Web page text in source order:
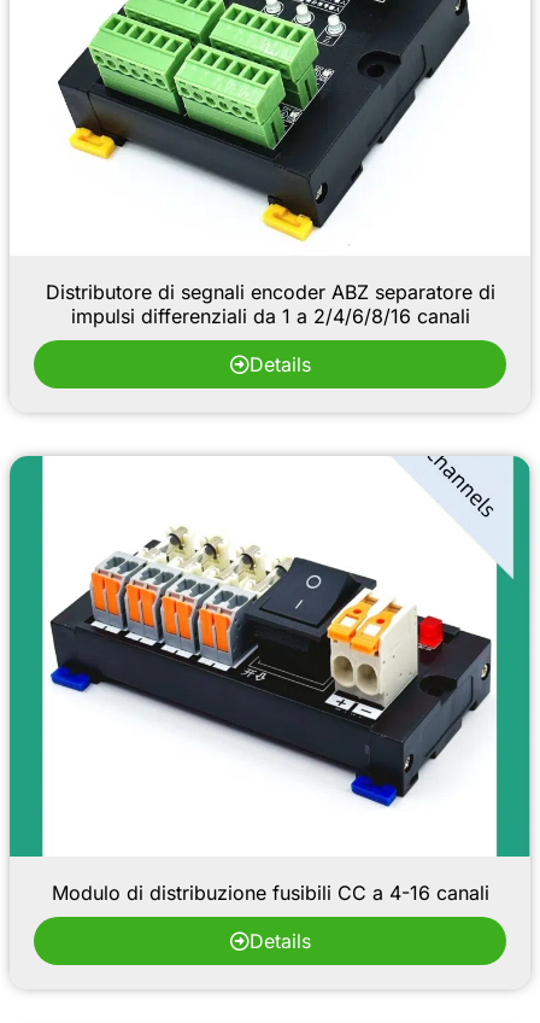
Distributore di segnali encoder ABZ separatore di
impulsi differenziali da 1 a 2/4/6/8/16 canali
Details
Modulo di distribuzione fusibili CC a 4-16 canali
Details